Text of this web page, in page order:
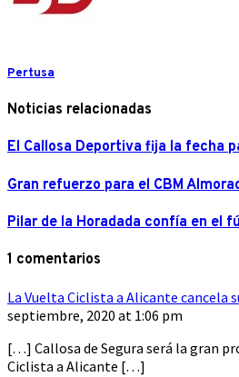
Pertusa
Noticias relacionadas
El Callosa Deportiva fija la fecha
Gran refuerzo para el CBM
Pilar de la Horadada confía en el
1 comentarios
La Vuelta Ciclista a Alicante cancela
septiembre, 2020 at 1:06 pm
[…] Callosa de Segura será la gran
Ciclista a Alicante […]